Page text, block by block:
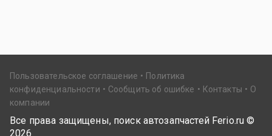
Пользовательское соглашение
Политика
конфиденциальности
Сообщить об ошибке Контакты
О
компании
Все права защищены, поиск автозапчастей Ferio.ru ©
2026